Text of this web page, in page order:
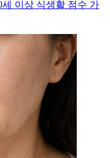
이상 식생활 점수 가